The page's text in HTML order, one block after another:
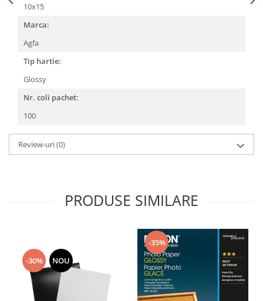
10x15
Marca:
Agfa
Tip hartie:
Glossy
Nr. coli pachet:
100
Review-uri(0)
PRODUSE SIMILARE
-30% NOU
-35%